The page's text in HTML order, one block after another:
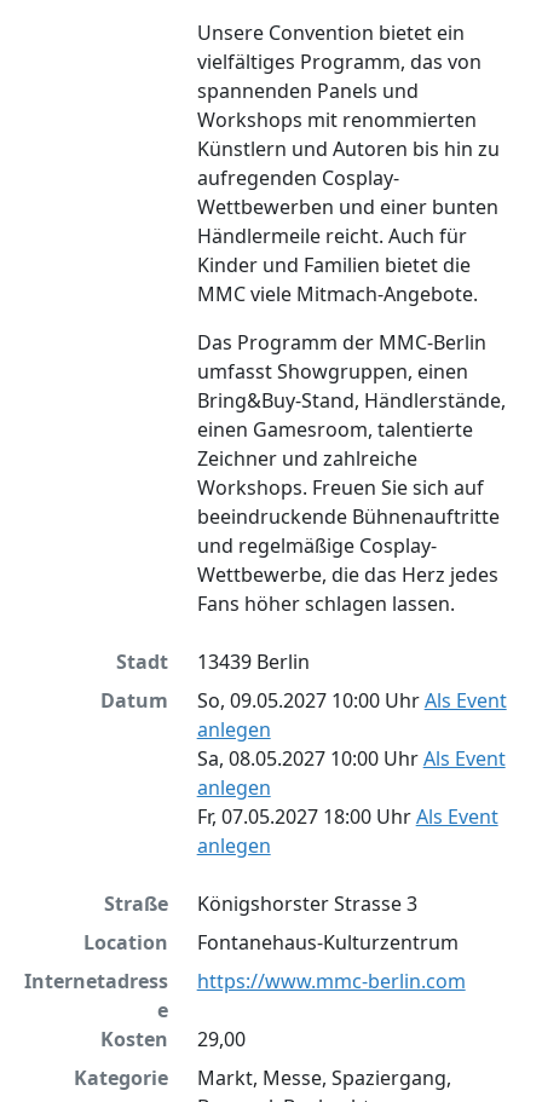
Unsere Convention bietet ein
vielfältiges Programm, das von
spannenden Panels und
Workshops mit renommierten
Künstlern und Autoren bis hin zu
aufregenden Cosplay-
Wettbewerben und einer bunten
Händlermeile reicht. Auch für
Kinder und Familien bietet die
MMC viele Mitmach-Angebote.
Das Programm der MMC-Berlin
umfasst Showgruppen, einen
Bring&Buy-Stand, Händlerstände,
einen Gamesroom, talentierte
Zeichner und zahlreiche
Workshops. Freuen Sie sich auf
beeindruckende Bühnenauftritte
und regelmäßige Cosplay-
Wettbewerbe, die das Herz jedes
Fans höher schlagen lassen.
Stadt
13439 Berlin
Datum
So, 09.05.2027 10:00 UhrAls Event
anlegen
Sa, 08.05.2027 10:00 UhrAls Event
anlegen
Fr, 07.05.2027 18:00 UhrAls Event
anlegen
Straße
Königshorster Strasse 3
Location
Fontanehaus-Kulturzentrum
Internetadress
e
https://www.mmc-berlin.com
Kosten
29,00
Kategorie
Markt, Messe, Spaziergang,